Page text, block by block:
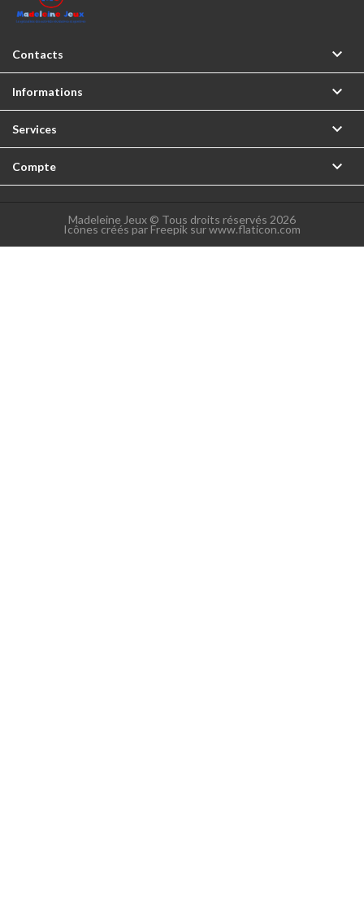
Contacts 
Informations 
Services 
Compte 
Madeleine Jeux © Tous droits réservés 2026
Icônes créés par Freepik sur www.flaticon.com